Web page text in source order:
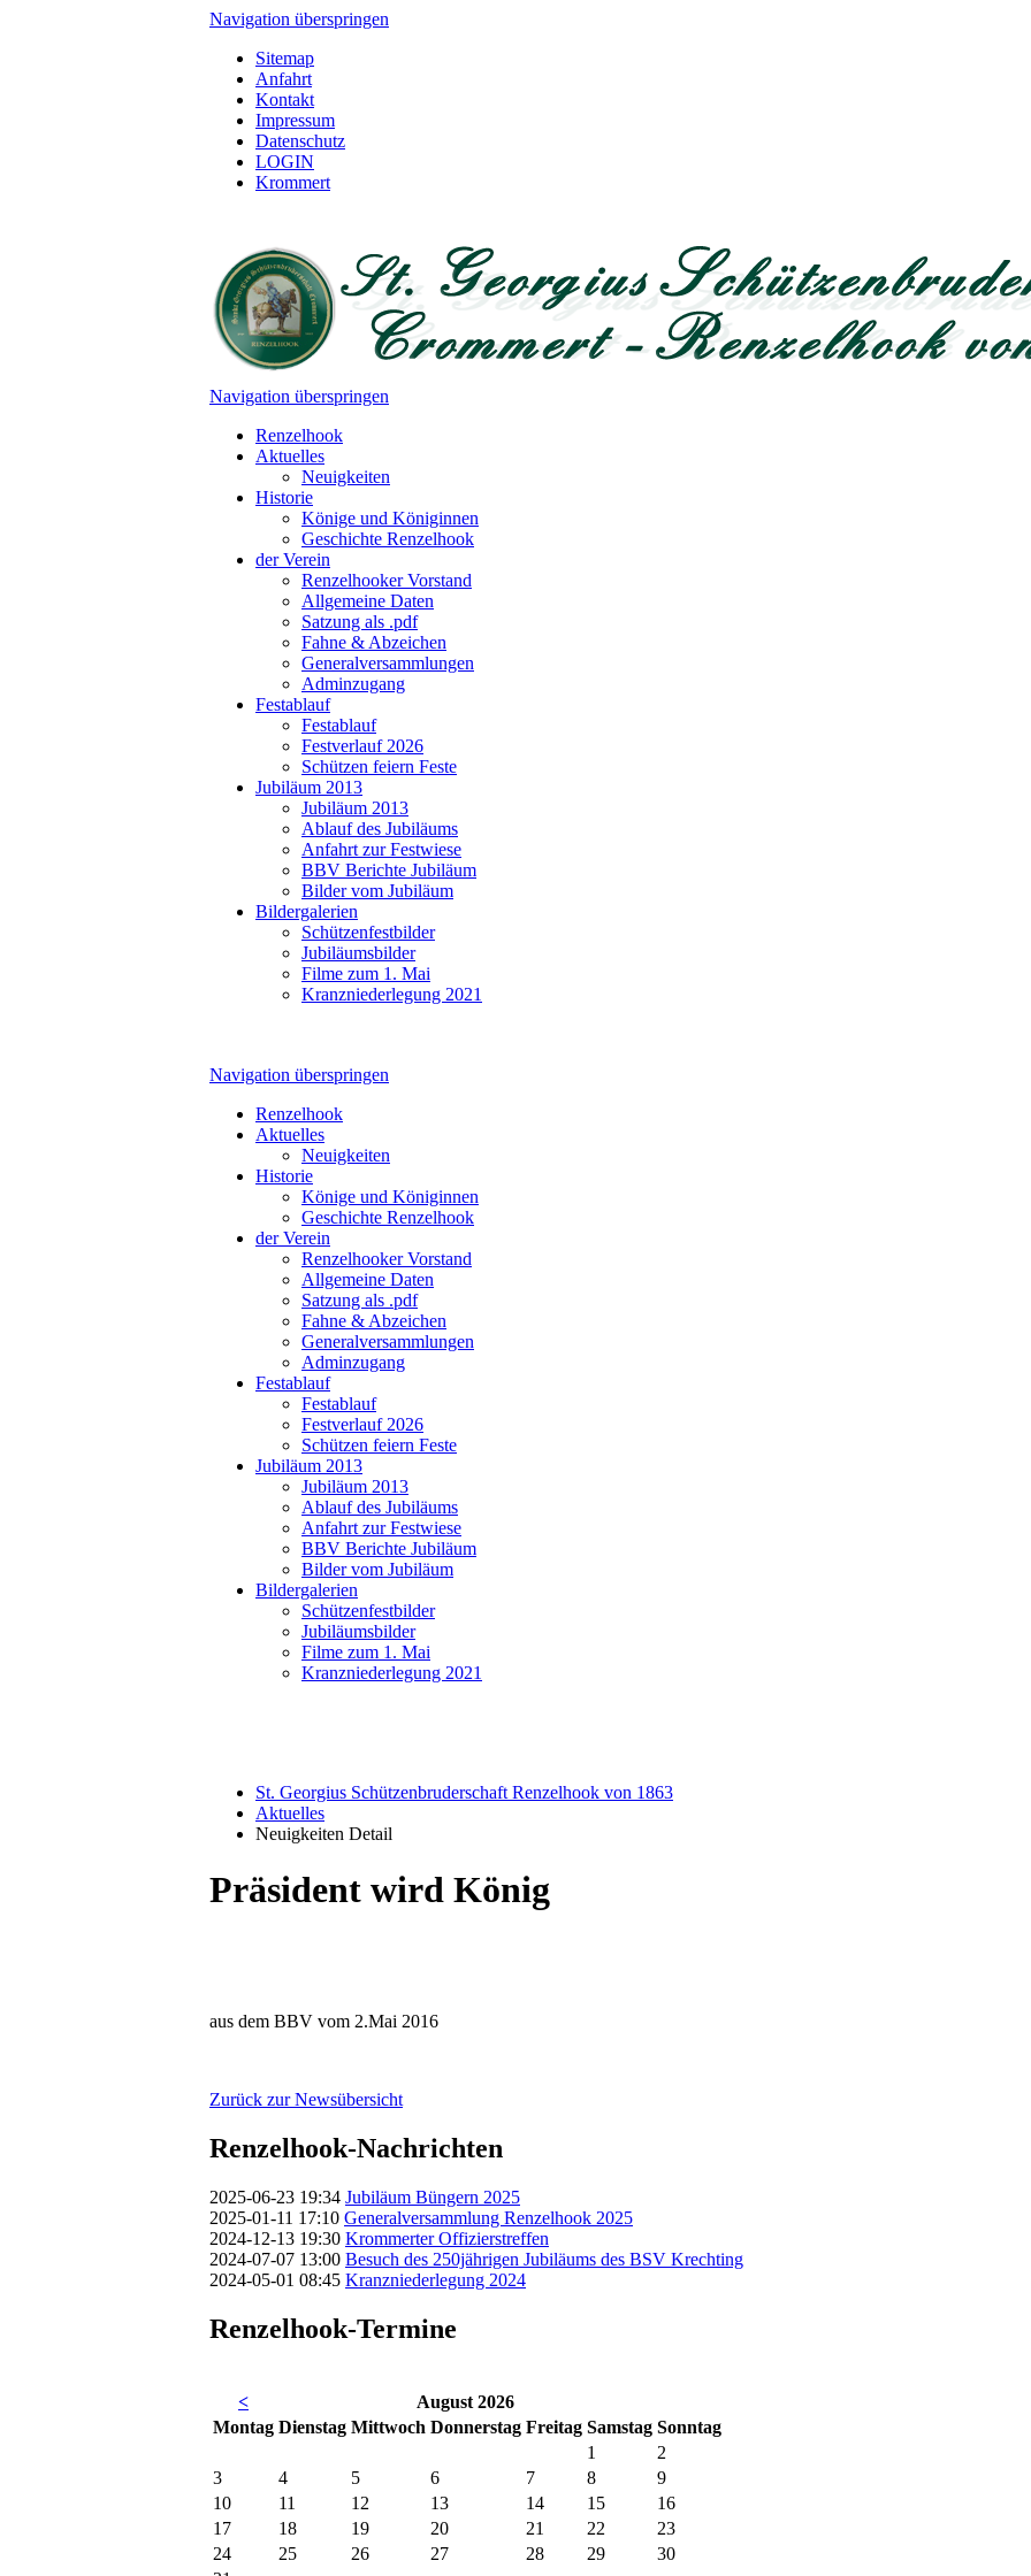
Navigation überspringen
Sitemap
Anfahrt
Kontakt
Impressum
Datenschutz
LOGIN
Krommert
Navigation überspringen
Renzelhook
Aktuelles
Neuigkeiten
Historie
Könige und Königinnen
Geschichte Renzelhook
der Verein
Renzelhooker Vorstand
Allgemeine Daten
Satzung als .pdf
Fahne & Abzeichen
Generalversammlungen
Adminzugang
Festablauf
Festablauf
Festverlauf 2026
Schützen feiern Feste
Jubiläum 2013
Jubiläum 2013
Ablauf des Jubiläums
Anfahrt zur Festwiese
BBV Berichte Jubiläum
Bilder vom Jubiläum
Bildergalerien
Schützenfestbilder
Jubiläumsbilder
Filme zum 1. Mai
Kranzniederlegung 2021
Navigation überspringen
Renzelhook
Aktuelles
Neuigkeiten
Historie
Könige und Königinnen
Geschichte Renzelhook
der Verein
Renzelhooker Vorstand
Allgemeine Daten
Satzung als .pdf
Fahne & Abzeichen
Generalversammlungen
Adminzugang
Festablauf
Festablauf
Festverlauf 2026
Schützen feiern Feste
Jubiläum 2013
Jubiläum 2013
Ablauf des Jubiläums
Anfahrt zur Festwiese
BBV Berichte Jubiläum
Bilder vom Jubiläum
Bildergalerien
Schützenfestbilder
Jubiläumsbilder
Filme zum 1. Mai
Kranzniederlegung 2021
St. Georgius Schützenbruderschaft Renzelhook von 1863
Aktuelles
Neuigkeiten Detail
Präsident wird König
aus dem BBV vom 2.Mai 2016
Zurück zur Newsübersicht
Renzelhook-Nachrichten
2025-06-23 19:34 Jubiläum Büngern 2025
2025-01-11 17:10 Generalversammlung Renzelhook 2025
2024-12-13 19:30 Krommerter Offizierstreffen
2024-07-07 13:00 Besuch des 250jährigen Jubiläums des BSV Krechting
2024-05-01 08:45 Kranzniederlegung 2024
Renzelhook-Termine
<
August 2026
Montag Dienstag Mittwoch Donnerstag Freitag Samstag Sonntag
1
2
3
4 5 6 7 8
9
10
11 12 13 14 15
16
17
18 19 20 21 22
23
24
25 26 27 28 29
30